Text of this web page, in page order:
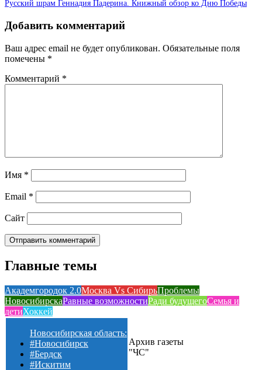
Русский шрам Геннадия Падерина. Книжный обзор ко Дню Победы
Добавить комментарий
Ваш адрес email не будет опубликован. Обязательные поля
помечены *
Комментарий *
Имя *
Email *
Сайт
Главные темы
Академгородок 2.0Москва Vs СибирьПроблемы
НовосибирскаРавные возможностиРади будущегоСемья и
детиХоккей
Новосибирская область:
#Новосибирск
#Бердск
#Искитим
Архив газеты
"ЧС"